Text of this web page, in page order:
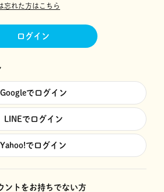
忘れた方はこちら
ログイン
Googleでログイン
LINEでログイン
Yahoo!でログイン
ントをお持ちでない方